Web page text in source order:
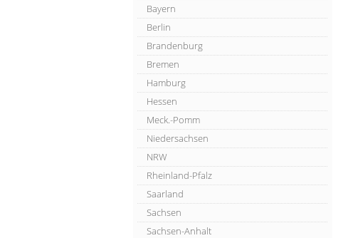
Bayern
Berlin
Brandenburg
Bremen
Hamburg
Hessen
Meck.-Pomm
Niedersachsen
NRW
Rheinland-Pfalz
Saarland
Sachsen
Sachsen-Anhalt